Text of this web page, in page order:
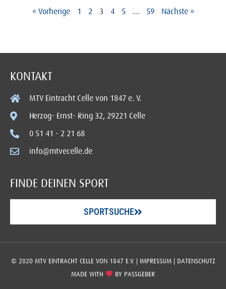
« Vorherige 1 2 3 4 5 … 59 Nächste »
KONTAKT
MTV Eintracht Celle von 1847 e. V.
Herzog- Ernst- Ring 32, 29221 Celle
0 51 41 - 2 21 68
info@mtvecelle.de
FINDE DEINEN SPORT
SPORTSUCHE
© 2020 MTV EINTRACHT CELLE VON 1847 E.V. | IMPRESSUM| DATENSCHUTZ
MADE WITH
BY PASSGEBER